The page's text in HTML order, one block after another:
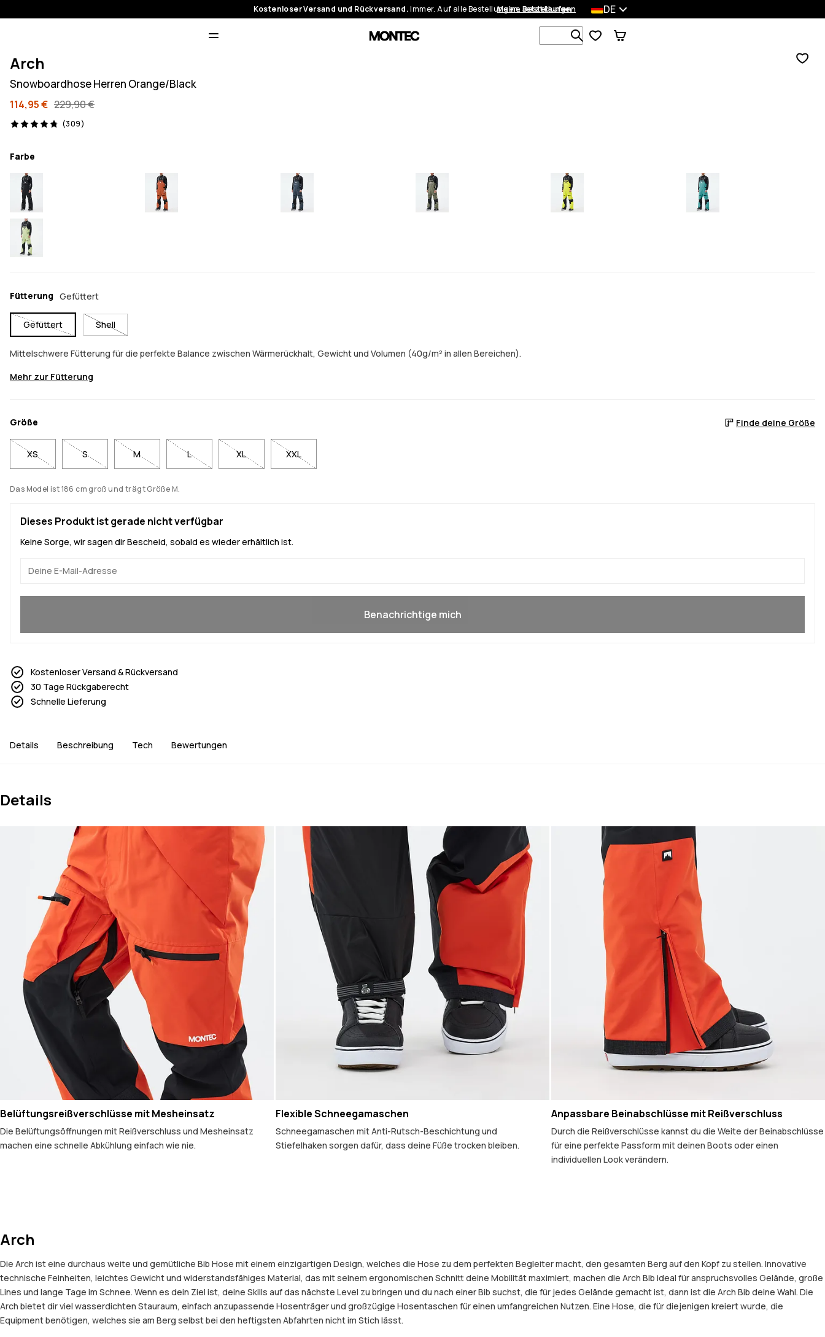
Kostenloser Versand und Rückversand.Immer. Auf alle Bestellungen. Jetzt kaufen
Meine Bestellungen DE
Durchsuche 1 000+ Produkte
Arch
Snowboardhose Herren Orange/Black
114,95 € 229,90 €
(309)
309 Reviews, 4.8/5
Farbe
Fütterung Gefüttert
Gefüttert Shell
Mittelschwere Fütterung für die perfekte Balance zwischen Wärmerückhalt, Gewicht und Volumen (40g/m² in allen Bereichen).
Mehr zur Fütterung
Größe Finde deine Größe
XS S M L XL XXL
Das Model ist 186 cm groß und trägt Größe M.
Dieses Produkt ist gerade nicht verfügbar
Keine Sorge, wir sagen dir Bescheid, sobald es wieder erhältlich ist.
Benachrichtige mich
Kostenloser Versand & Rückversand
30 Tage Rückgaberecht
Schnelle Lieferung
Details Beschreibung Tech Bewertungen
Details
Belüftungsreißverschlüsse mit Mesheinsatz
Die Belüftungsöffnungen mit Reißverschluss und Mesheinsatz
machen eine schnelle Abkühlung einfach wie nie.
Flexible Schneegamaschen
Schneegamaschen mit Anti-Rutsch-Beschichtung und
Stiefelhaken sorgen dafür, dass deine Füße trocken bleiben.
Anpassbare Beinabschlüsse mit Reißverschluss
Durch die Reißverschlüsse kannst du die Weite der Beinabschlüsse
für eine perfekte Passform mit deinen Boots oder einen
individuellen Look verändern.
Arch
Die Arch ist eine durchaus weite und gemütliche Bib Hose mit einem einzigartigen Design, welches die Hose zu dem perfekten Begleiter macht, den gesamten Berg auf den Kopf zu stellen. Innovative
technische Feinheiten, leichtes Gewicht und widerstandsfähiges Material, das mit seinem ergonomischen Schnitt deine Mobilität maximiert, machen die Arch Bib ideal für anspruchsvolles Gelände, große
Lines und lange Tage im Schnee. Wenn es dein Ziel ist, deine Skills auf das nächste Level zu bringen und du nach einer Bib suchst, die für jedes Gelände gemacht ist, dann ist die Arch Bib deine Wahl. Die
Arch bietet dir viel wasserdichten Stauraum, einfach anzupassende Hosenträger und großzügige Hosentaschen für einen umfangreichen Nutzen. Eine Hose, die für diejenigen kreiert wurde, die
Equipment benötigen, welches sie am Berg selbst bei den heftigsten Abfahrten nicht im Stich lässt.